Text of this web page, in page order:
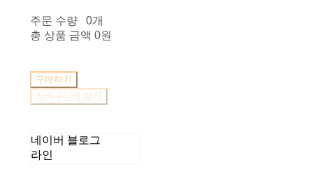
주문 수량
0개
총 상품 금액 0원
구매하기
장바구니에 담기
네이버 블로그
라인